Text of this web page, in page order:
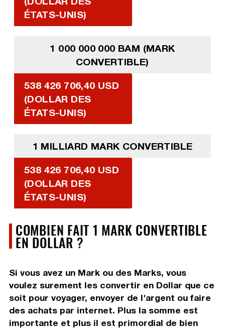
ÉTATS-UNIS)
1 000 000 000 BAM (MARK
CONVERTIBLE)
538 426 706,40 USD
(DOLLAR DES
ÉTATS-UNIS)
1 MILLIARD MARK CONVERTIBLE
538 426 706,40 USD
(DOLLAR DES
ÉTATS-UNIS)
COMBIEN FAIT 1 MARK CONVERTIBLE
EN DOLLAR ?
Si vous avez un Mark ou des Marks, vous
voulez surement les convertir en Dollar que ce
soit pour voyager, envoyer de l'argent ou faire
des achats par internet. Plus la somme est
importante et plus il est primordial de bien